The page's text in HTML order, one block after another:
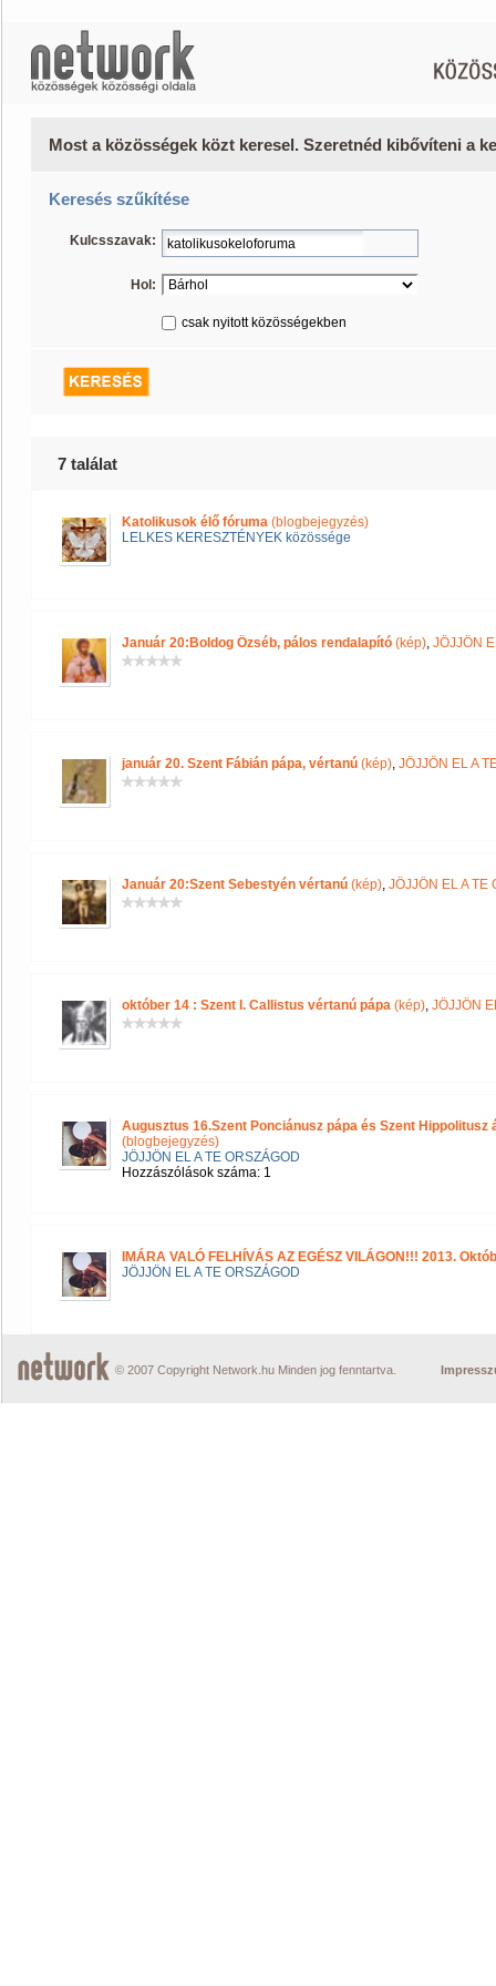
Most a közösségek közt keresel. Szeretnéd kibővíteni a
Keresés szűkítése
Kulcsszavak:
Hol:
csak nyitott közösségekben
7 találat
Katolikusok élő fóruma (blogbejegyzés)
LELKES KERESZTÉNYEK közössége
Január 20:Boldog Özséb, pálos rendalapító (kép), JÖJJÖN
január 20. Szent Fábián pápa, vértanú (kép), JÖJJÖN EL A
Január 20:Szent Sebestyén vértanú (kép), JÖJJÖN EL A TE
október 14 : Szent I. Callistus vértanú pápa (kép), JÖJJÖN
Augusztus 16.Szent Ponciánusz pápa és Szent
(blogbejegyzés)
JÖJJÖN EL A TE ORSZÁGOD
Hozzászólások száma: 1
IMÁRA VALÓ FELHÍVÁS AZ EGÉSZ VILÁGON!!! 2013.
JÖJJÖN EL A TE ORSZÁGOD
© 2007 Copyright Network.hu Minden jog fenntartva.